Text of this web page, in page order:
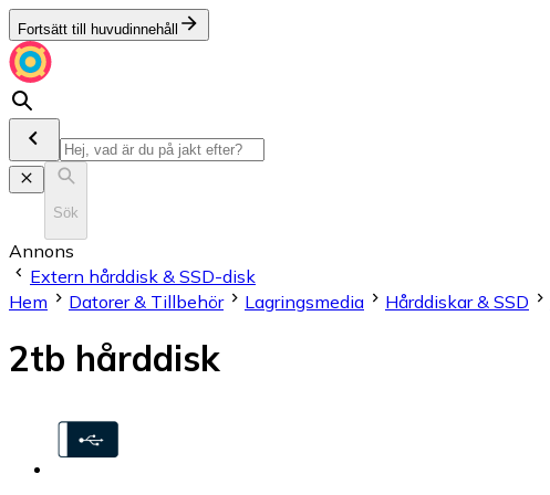
Fortsätt till huvudinnehåll
Sök
Annons
Extern hårddisk & SSD-disk
Hem
Datorer & Tillbehör Lagringsmedia Hårddiskar & SSD
2tb hårddisk